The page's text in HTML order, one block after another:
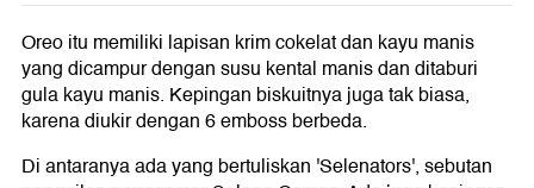
Oreo itu memiliki lapisan krim cokelat dan kayu manis
yang dicampur dengan susu kental manis dan ditaburi
gula kayu manis. Kepingan biskuitnya juga tak biasa,
karena diukir dengan 6 emboss berbeda.
Di antaranya ada yang bertuliskan 'Selenators', sebutan